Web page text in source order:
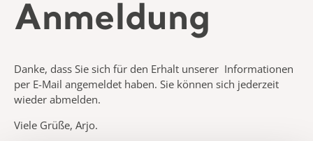
Anmeldung
Danke, dass Sie sich für den Erhalt unserer Informationen
per E-Mail angemeldet haben. Sie können sich jederzeit
wieder abmelden.
Viele Grüße, Arjo.